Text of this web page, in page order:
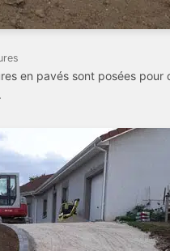
en pavés sont posées pour